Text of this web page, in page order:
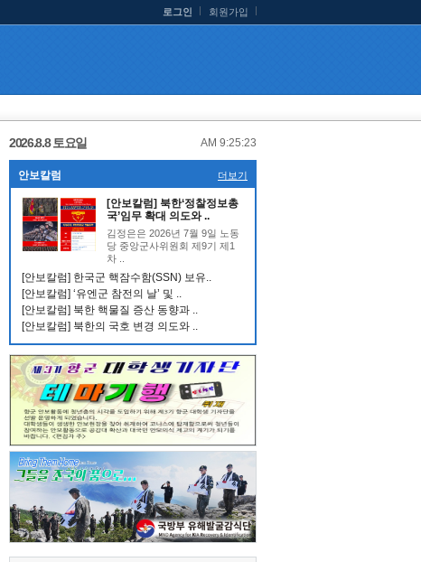
로그인 회원가입
2026.8.8 토요일 AM 9:25:23
안보칼럼 더보기
[안보칼럼] 북한‘정찰정보총
국’임무 확대 의도와 ..
김정은은 2026년 7월 9일 노동
당 중앙군사위원회 제9기 제1
차 ..
[안보칼럼] 한국군 핵잠수함(SSN) 보유..
[안보칼럼] ‘유엔군 참전의 날’ 및 ..
[안보칼럼] 북한 핵물질 증산 동향과 ..
[안보칼럼] 북한의 국호 변경 의도와 ..